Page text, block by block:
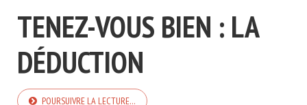
TENEZ-VOUS BIEN : LA
DÉDUCTION
POURSUIVRE LA LECTURE…